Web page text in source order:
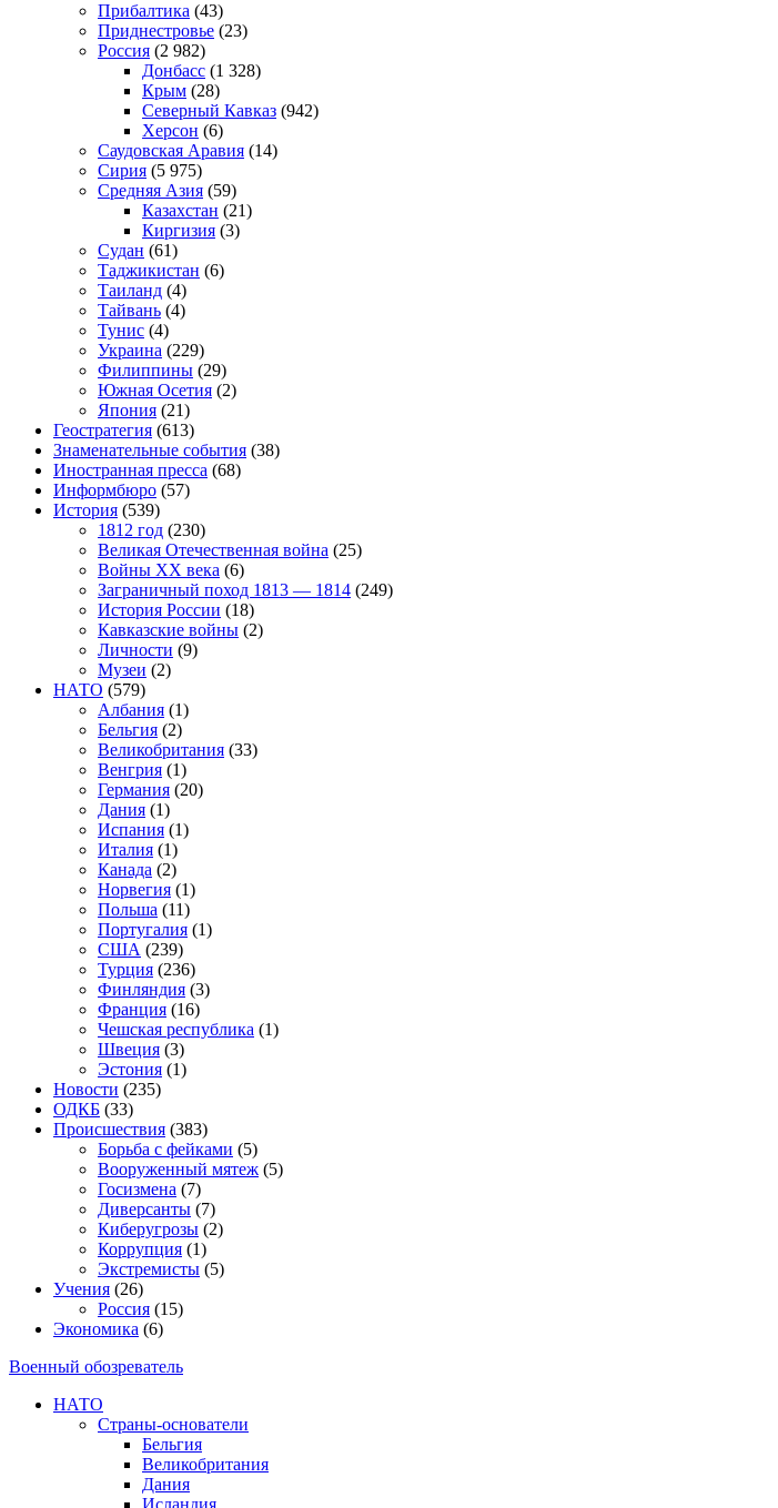
Прибалтика (43)
Приднестровье (23)
Россия (2 982)
Донбасс (1 328)
Крым (28)
Северный Кавказ (942)
Херсон (6)
Саудовская Аравия (14)
Сирия (5 975)
Средняя Азия (59)
Казахстан (21)
Киргизия (3)
Судан (61)
Таджикистан (6)
Таиланд (4)
Тайвань (4)
Тунис (4)
Украина (229)
Филиппины (29)
Южная Осетия (2)
Япония (21)
Геостратегия (613)
Знаменательные события (38)
Иностранная пресса (68)
Информбюро (57)
История (539)
1812 год (230)
Великая Отечественная война (25)
Войны XX века (6)
Заграничный поход 1813 — 1814 (249)
История России (18)
Кавказские войны (2)
Личности (9)
Музеи (2)
НАТО (579)
Албания (1)
Бельгия (2)
Великобритания (33)
Венгрия (1)
Германия (20)
Дания (1)
Испания (1)
Италия (1)
Канада (2)
Норвегия (1)
Польша (11)
Португалия (1)
США (239)
Турция (236)
Финляндия (3)
Франция (16)
Чешская республика (1)
Швеция (3)
Эстония (1)
Новости (235)
ОДКБ (33)
Происшествия (383)
Борьба с фейками (5)
Вооруженный мятеж (5)
Госизмена (7)
Диверсанты (7)
Киберугрозы (2)
Коррупция (1)
Экстремисты (5)
Учения (26)
Россия (15)
Экономика (6)
Военный обозреватель
НАТО
Страны-основатели
Бельгия
Великобритания
Дания